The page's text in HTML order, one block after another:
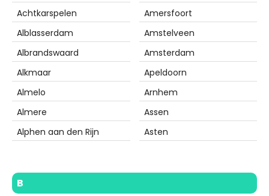
Achtkarspelen
Alblasserdam
Albrandswaard
Alkmaar
Almelo
Almere
Alphen aan den Rijn
Amersfoort
Amstelveen
Amsterdam
Apeldoorn
Arnhem
Assen
Asten
B